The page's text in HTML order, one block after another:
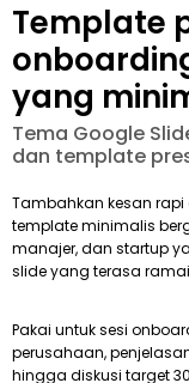
Template
yang
Tema Google
dan template
Tambahkan kesan
template minimalis
manajer, dan startup
slide yang terasa
Pakai untuk sesi
perusahaan,
hingga diskusi target